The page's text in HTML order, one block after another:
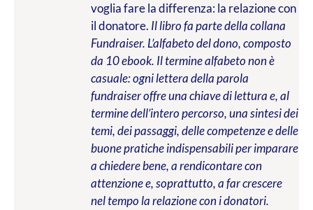
voglia fare la differenza: la relazione con
il donatore. Il libro fa parte della collana
Fundraiser. L’alfabeto del dono, composto
da 10 ebook. Il termine alfabeto non è
casuale: ogni lettera della parola
fundraiser offre una chiave di lettura e, al
termine dell’intero percorso, una sintesi dei
temi, dei passaggi, delle competenze e delle
buone pratiche indispensabili per imparare
a chiedere bene, a rendicontare con
attenzione e, soprattutto, a far crescere
nel tempo la relazione con i donatori.